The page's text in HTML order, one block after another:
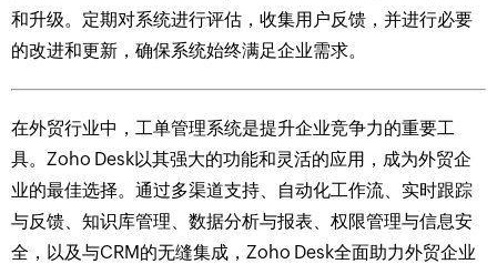
和升级。定期对系统进行评估，收集用户反馈，并进行必要
的改进和更新，确保系统始终满足企业需求。
在外贸行业中，工单管理系统是提升企业竞争力的重要工
具。Zoho Desk以其强大的功能和灵活的应用，成为外贸企
业的最佳选择。通过多渠道支持、自动化工作流、实时跟踪
与反馈、知识库管理、数据分析与报表、权限管理与信息安
全，以及与CRM的无缝集成，Zoho Desk全面助力外贸企业